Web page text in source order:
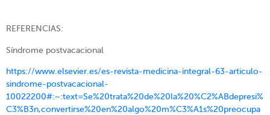
REFERENCIAS:
Síndrome postvacacional
https://www.elsevier.es/es-revista-medicina-integral-63-articulo-
sindrome-postvacacional-
10022200#:~:text=Se%20trata%20de%20la%20%C2%ABdepresi%
C3%B3n,convertirse%20en%20algo%20m%C3%A1s%20preocupa